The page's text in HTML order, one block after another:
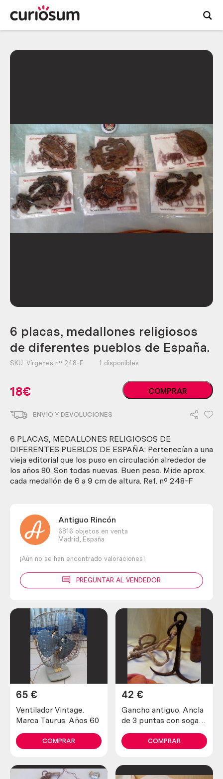
6 placas, medallones religiosos
de diferentes pueblos de España.
SKU: Vírgenes nº 248-F 1 disponibles
18€
6
placas,
diferentes
pueblos
de
España.
cantidad
COMPRAR
ENVIO Y DEVOLUCIONES
6 PLACAS, MEDALLONES RELIGIOSOS DE
DIFERENTES PUEBLOS DE ESPAÑA: Pertenecían a una
vieja editorial que los puso en circulación alrededor de
los años 80. Son todas nuevas. Buen peso. Mide aprox.
cada medallón de 6 a 9 cm de altura. Ref. nº 248-F
Antiguo Rincón
6816 objetos en venta
Madrid,
España
¡Aún no se han encontrado valoraciones!
PREGUNTAR AL VENDEDOR
Ventilador Vintage.
Marca Taurus. Años 60
65 €
COMPRAR
Gancho antiguo. Ancla
de 3 puntas con soga
incluida. Antiguo apero.
42 €
COMPRAR